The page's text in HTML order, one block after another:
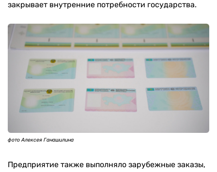
закрывает внутренние потребности государства.
фото Алексея Ганашилина
Предприятие также выполняло зарубежные заказы,